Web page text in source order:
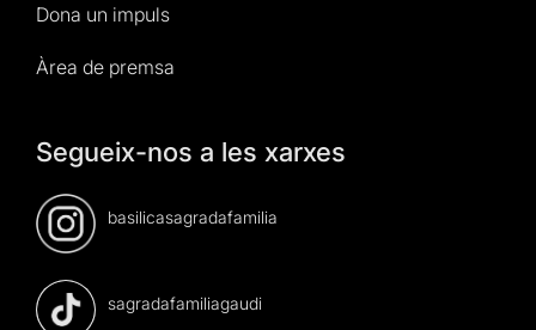
Dona un impuls
Àrea de premsa
Segueix-nos a les xarxes
basilicasagradafamilia
sagradafamiliagaudi